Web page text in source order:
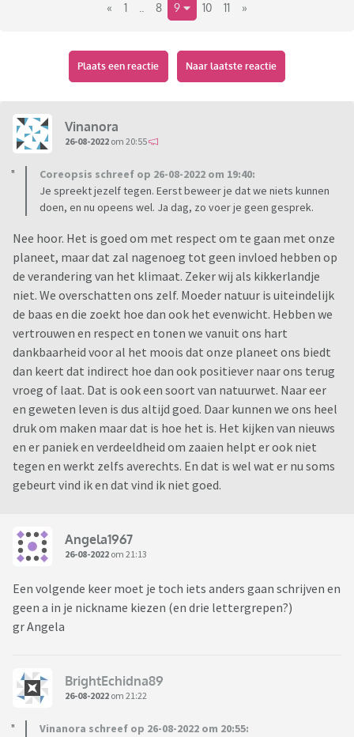
wel intensief het coronanieuws gevolgd en wat politiek.
actualiteitenprogrogramma. Op een gegeven moment was
dat klaar en toen kwamen ineens allemaal andere
problemen aan bod. Toen was ik helemaal klaar met alle
dat bevalt me goed. Wel ben ik me gaan realiseren wat een
grote en negatieve invloed nieuws heeft op het leven en de
moois is op onze planeet. Ook worden mensen nu snel bang
gemaakt. Bv vroeger als het warm weer was vonden mensen
het lekker en dachten ze van oh lekker weer om te wandelen.
Nu gaat het om code nog wat en is er de grootste paniek. Er
zijn blijkbaar mensen die daar lekker geld aan verdienen. Dat
heb ik gehoord van mensen in mijn omgeving.
Zijn er hier nog meer mensen die het nieuws mijden en zich
daar fijner bij voelen? Zo ja, ik ben benieuwd of jullie dezelfde
beweegredenen daarvoor hebben als ik.
« 1 8 9 10 11 »
Plaats een reactie Naar laatste reactie
Vinanora
26-08-2022 om 20:55
Coreopsis schreef op 26-08-2022 om 19:40:
Je spreekt jezelf tegen. Eerst beweer je dat we niets kunnen
doen, en nu opeens wel. Ja dag, zo voer je geen gesprek.
Nee hoor. Het is goed om met respect om te gaan met onze
planeet, maar dat zal nagenoeg tot geen invloed hebben op
de verandering van het klimaat. Zeker wij als kikkerlandje
niet. We overschatten ons zelf. Moeder natuur is uiteindelijk
de baas en die zoekt hoe dan ook het evenwicht. Hebben we
vertrouwen en respect en tonen we vanuit ons hart
dankbaarheid voor al het moois dat onze planeet ons biedt
dan keert dat indirect hoe dan ook positiever naar ons terug
vroeg of laat. Dat is ook een soort van natuurwet. Naar eer
en geweten leven is dus altijd goed. Daar kunnen we ons heel
druk om maken maar dat is hoe het is. Het kijken van nieuws
en er paniek en verdeeldheid om zaaien helpt er ook niet
tegen en werkt zelfs averechts. En dat is wel wat er nu soms
gebeurt vind ik en dat vind ik niet goed.
Angela1967
26-08-2022 om 21:13
Een volgende keer moet je toch iets anders gaan schrijven en
geen a in je nickname kiezen (en drie lettergrepen?)
gr Angela
BrightEchidna89
26-08-2022 om 21:22
Vinanora schreef op 26-08-2022 om 20:55: